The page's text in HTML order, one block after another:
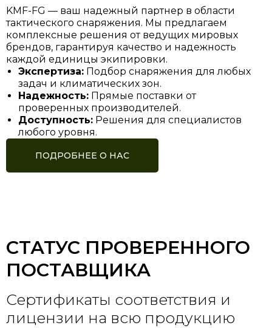
KMF-FG — ваш надежный партнер в области
тактического снаряжения. Мы предлагаем
комплексные решения от ведущих мировых
брендов, гарантируя качество и надежность
каждой единицы экипировки.
Экспертиза: Подбор снаряжения для любых
задач и климатических зон.
Надежность: Прямые поставки от
проверенных производителей.
Доступность: Решения для специалистов
любого уровня.
ПОДРОБНЕЕ О НАС
СТАТУС ПРОВЕРЕННОГО
ПОСТАВЩИКА
Сертификаты соответствия и
лицензии на всю продукцию